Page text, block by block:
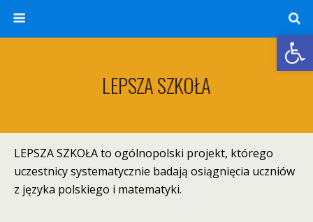
LEPSZA SZKOŁA
LEPSZA SZKOŁA to ogólnopolski projekt, którego
uczestnicy systematycznie badają osiągnięcia uczniów
z języka polskiego i matematyki.